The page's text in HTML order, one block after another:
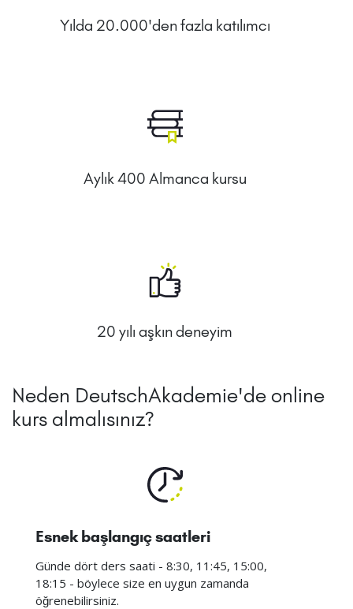
Yılda 20.000'den fazla katılımcı
Aylık 400 Almanca kursu
20 yılı aşkın deneyim
Neden DeutschAkademie'de online
kurs almalısınız?
Esnek başlangıç saatleri
Günde dört ders saati - 8:30, 11:45, 15:00,
18:15 - böylece size en uygun zamanda
öğrenebilirsiniz.